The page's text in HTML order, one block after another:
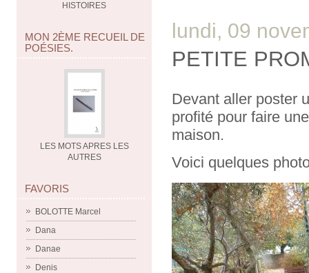
HISTOIRES
MON 2ÈME RECUEIL DE
POÉSIES.
LES MOTS APRES LES
AUTRES
FAVORIS
BOLOTTE Marcel
Dana
Danae
Denis
lundi, 09
PETITE
Devant aller poster
profité pour faire
maison.
Voici quelques